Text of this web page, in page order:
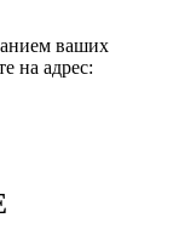
ваших
на адрес: